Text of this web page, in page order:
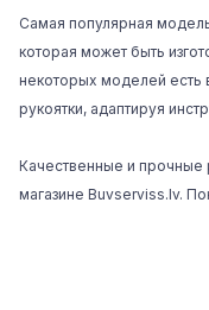
Самая популярная
которая может быть
некоторых моделей есть
рукоятки, адаптируя
Качественные и прочные
магазине Buvserviss.lv.